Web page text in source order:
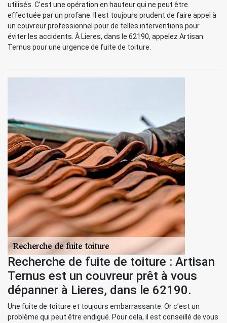
utilisés. C’est une opération en hauteur qui ne peut être
effectuée par un profane. Il est toujours prudent de faire appel à
un couvreur professionnel pour de telles interventions pour
éviter les accidents. À Lieres, dans le 62190, appelez Artisan
Ternus pour une urgence de fuite de toiture.
Recherche de fuite de toiture : Artisan
Ternus est un couvreur prêt à vous
dépanner à Lieres, dans le 62190.
Une fuite de toiture et toujours embarrassante. Or c’est un
problème qui peut être endigué. Pour cela, il est conseillé de vous